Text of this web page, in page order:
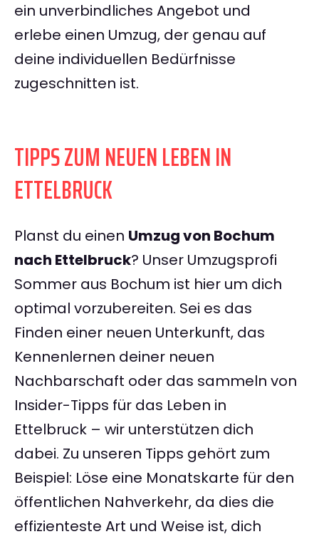
ein unverbindliches Angebot und
erlebe einen Umzug, der genau auf
deine individuellen Bedürfnisse
zugeschnitten ist.
TIPPS ZUM NEUEN LEBEN IN
ETTELBRUCK
Planst du einen Umzug von Bochum
nach Ettelbruck? Unser Umzugsprofi
Sommer aus Bochum ist hier um dich
optimal vorzubereiten. Sei es das
Finden einer neuen Unterkunft, das
Kennenlernen deiner neuen
Nachbarschaft oder das sammeln von
Insider-Tipps für das Leben in
Ettelbruck – wir unterstützen dich
dabei. Zu unseren Tipps gehört zum
Beispiel: Löse eine Monatskarte für den
öffentlichen Nahverkehr, da dies die
effizienteste Art und Weise ist, dich